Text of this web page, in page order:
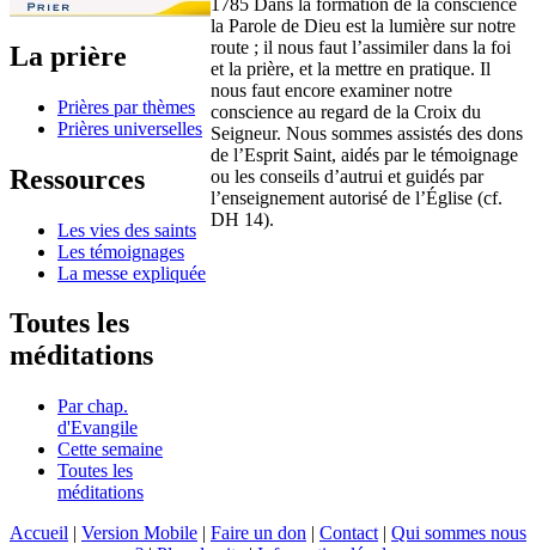
La prière
Prières par thèmes
Prières universelles
Ressources
Les vies des saints
Les témoignages
La messe expliquée
Toutes les
méditations
Par chap.
d'Evangile
Cette semaine
Toutes les
méditations
la Parole de Dieu est la lumière sur notre
route ; il nous faut l’assimiler dans la foi
et la prière, et la mettre en pratique. Il
nous faut encore examiner notre
conscience au regard de la Croix du
Seigneur. Nous sommes assistés des dons
de l’Esprit Saint, aidés par le témoignage
ou les conseils d’autrui et guidés par
l’enseignement autorisé de l’Église (cf.
DH 14).
Accueil | Version Mobile | Faire un don | Contact | Qui sommes nous